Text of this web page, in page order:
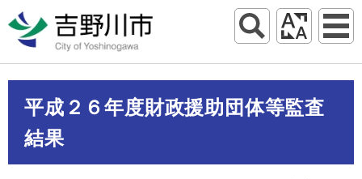
平成２６年度財政援助団体等監査
結果